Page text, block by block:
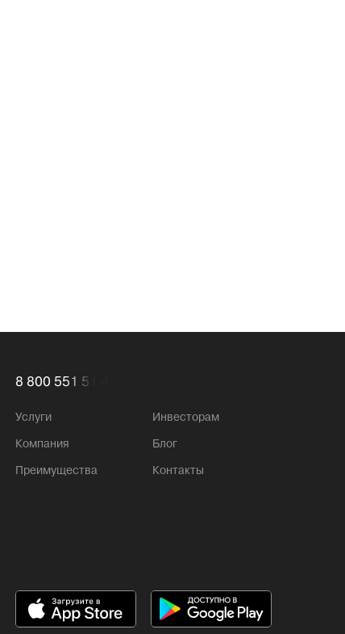
8 800 551 51 47
Услуги
Компания
Преимущества
Инвесторам
Блог
Контакты